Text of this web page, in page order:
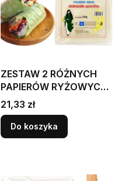
ZESTAW 2 RÓŻNYCH
PAPIERÓW RYŻOWYCH
Papier Ryżowy
OKRĄGŁY 22cm 500g i
KWADRATOWY 19cm
500g HS
Cena
21,33 zł
Do koszyka